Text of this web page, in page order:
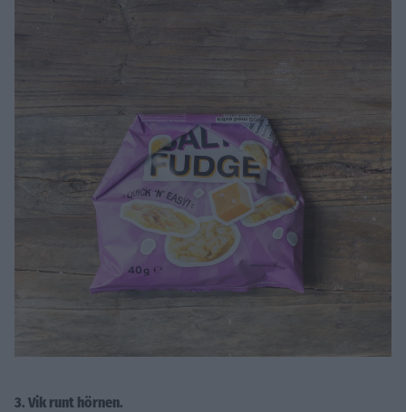
3. Vik runt hörnen.